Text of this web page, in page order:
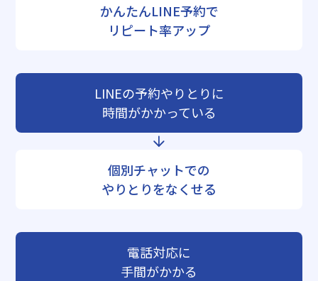
かんたんLINE予約で
リピート率アップ
LINEの予約やりとりに
時間がかかっている
個別チャットでの
やりとりをなくせる
電話対応に
手間がかかる